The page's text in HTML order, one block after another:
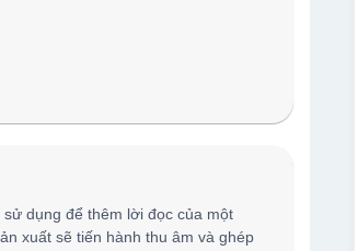
dụng để thêm lời đọc của một
xuất sẽ tiến hành thu âm và ghép